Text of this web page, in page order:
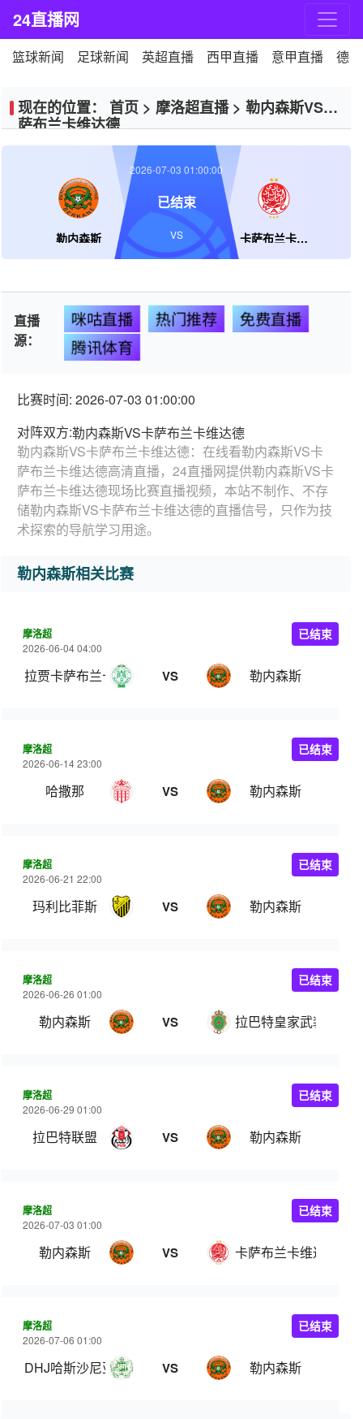
24直播网
篮球新闻 足球新闻 英超直播 西甲直播 意甲直播 德
现在的位置： 首页 > 摩洛超直播> 勒内森斯VS卡
萨布兰卡维达德
勒内森斯 卡萨布兰卡维达德
2026-07-03 01:00:00
已结束
VS
直播
源：
咪咕直播 热门推荐
免费直播
腾讯体育
比赛时间: 2026-07-03 01:00:00
对阵双方:勒内森斯VS卡萨布兰卡维达德
勒内森斯VS卡萨布兰卡维达德：在线看勒内森斯VS卡
萨布兰卡维达德高清直播，24直播网提供勒内森斯VS卡
萨布兰卡维达德现场比赛直播视频，本站不制作、不存
储勒内森斯VS卡萨布兰卡维达德的直播信号，只作为技
术探索的导航学习用途。
勒内森斯相关比赛
摩洛超
2026-06-04 04:00
拉贾卡萨布兰卡竞技 VS 勒内森斯
已结束
摩洛超
2026-06-14 23:00
哈撒那 VS 勒内森斯
已结束
摩洛超
2026-06-21 22:00
玛利比菲斯 VS 勒内森斯
已结束
摩洛超
2026-06-26 01:00
勒内森斯 VS 拉巴特皇家武装
已结束
摩洛超
2026-06-29 01:00
拉巴特联盟 VS 勒内森斯
已结束
摩洛超
2026-07-03 01:00
勒内森斯 VS 卡萨布兰卡维达德
已结束
摩洛超
2026-07-06 01:00
DHJ哈斯沙尼亚 VS 勒内森斯
已结束